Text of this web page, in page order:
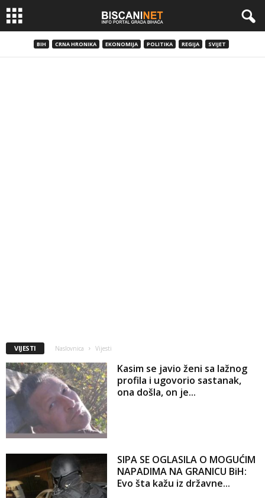
BIH CRNA HRONIKA EKONOMIJA POLITIKA REGIJA SVIJET
VIJESTI Naslovnica Vijesti
Kasim se javio ženi sa lažnog
profila i ugovorio sastanak,
ona došla, on je...
SIPA SE OGLASILA O MOGUĆIM
NAPADIMA NA GRANICU BiH:
Evo šta kažu iz državne...